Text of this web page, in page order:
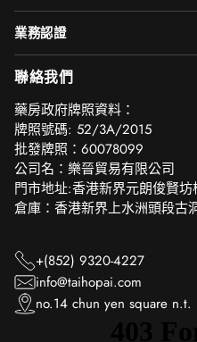
業務認證
聯絡我們
‎藥房政府牌照資料：
牌照號碼: 52/3A/2015
批發牌照：60078099
公司名：樂晉貿易有限公司
門市地址:香港新界元朗俊賢
倉庫：香港新界上水洲頭段古
+(852) 9320-4227
info@taihopai.com
no.14 chun yen square